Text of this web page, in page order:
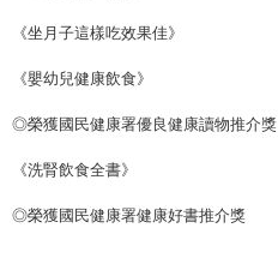
《坐月子這樣吃效果佳》
《嬰幼兒健康飲食》
◎榮獲國民健康署優良健康讀物推介獎
《洗腎飲食全書》
◎榮獲國民健康署健康好書推介獎